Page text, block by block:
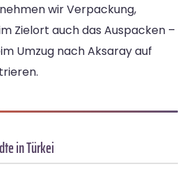
wir Verpackung,
Zielort auch das Auspacken –
Umzug nach Aksaray auf
in Türkei